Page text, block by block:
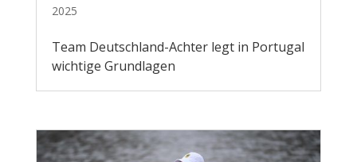
2025
Team Deutschland-Achter legt in Portugal
wichtige Grundlagen